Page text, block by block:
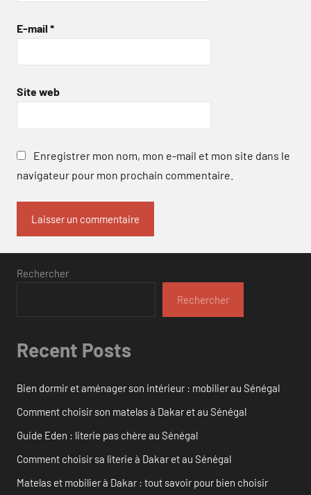
E-mail *
Site web
Enregistrer mon nom, mon e-mail et mon site dans le
navigateur pour mon prochain commentaire.
Rechercher
Rechercher
Recent Posts
Bien dormir et aménager son intérieur : mobilier au Sénégal
Comment choisir son matelas à Dakar et au Sénégal
Guide Eden : literie pas chère au Sénégal
Comment choisir sa literie à Dakar et au Sénégal
Matelas et mobilier à Dakar : tout savoir pour bien choisir